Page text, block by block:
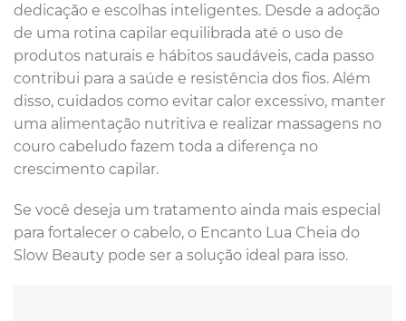
dedicação e escolhas inteligentes. Desde a adoção
de uma rotina capilar equilibrada até o uso de
produtos naturais e hábitos saudáveis, cada passo
contribui para a saúde e resistência dos fios. Além
disso, cuidados como evitar calor excessivo, manter
uma alimentação nutritiva e realizar massagens no
couro cabeludo fazem toda a diferença no
crescimento capilar.
Se você deseja um tratamento ainda mais especial
para fortalecer o cabelo, o Encanto Lua Cheia do
Slow Beauty pode ser a solução ideal para isso.